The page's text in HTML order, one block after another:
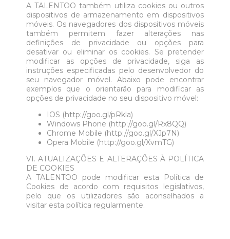
A TALENTOO também utiliza cookies ou outros
dispositivos de armazenamento em dispositivos
móveis. Os navegadores dos dispositivos móveis
também permitem fazer alterações nas
definições de privacidade ou opções para
desativar ou eliminar os cookies. Se pretender
modificar as opções de privacidade, siga as
instruções especificadas pelo desenvolvedor do
seu navegador móvel. Abaixo pode encontrar
exemplos que o orientarão para modificar as
opções de privacidade no seu dispositivo móvel:
IOS (http://goo.gl/pRkla)
Windows Phone (http://goo.gl/Rx8QQ)
Chrome Mobile (http://goo.gl/XJp7N)
Opera Mobile (http://goo.gl/XvmTG)
VI. ATUALIZAÇÕES E ALTERAÇÕES À POLÍTICA
DE COOKIES
A TALENTOO pode modificar esta Política de
Cookies de acordo com requisitos legislativos,
pelo que os utilizadores são aconselhados a
visitar esta política regularmente.